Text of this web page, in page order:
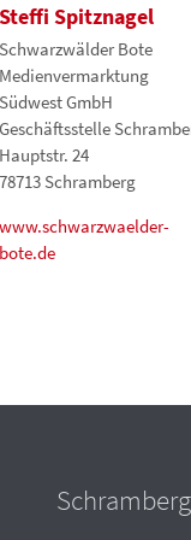
Steffi Spitznagel
Schwarzwälder Bote
Medienvermarktung
Südwest GmbH
Geschäftsstelle
Hauptstr. 24
78713 Schramberg
www.schwarzwaelder-
bote.de